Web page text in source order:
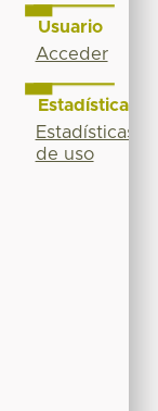
Usuario
Acceder
Estadísticas
Estadísticas
de uso